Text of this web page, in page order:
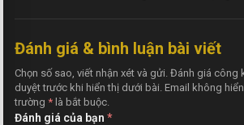
Đánh giá & bình luận bài viết
Chọn số sao, viết nhận xét và gửi. Đánh giá công
duyệt trước khi hiển thị dưới bài. Email không
trường * là bắt buộc.
Đánh giá của bạn *